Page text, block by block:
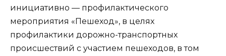
инициативно — профилактического
мероприятия «Пешеход», в целях
профилактики дорожно-транспортных
происшествий с участием пешеходов, в том